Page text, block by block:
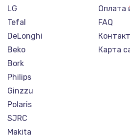
LG
Tefal
DeLonghi
Beko
Bork
Philips
Ginzzu
Polaris
SJRC
Makita
Оплата
FAQ
Карта